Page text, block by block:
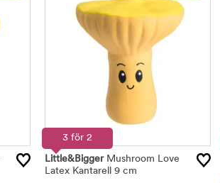
3 för 2
Little&BiggerMushroom Love
Latex Kantarell 9 cm